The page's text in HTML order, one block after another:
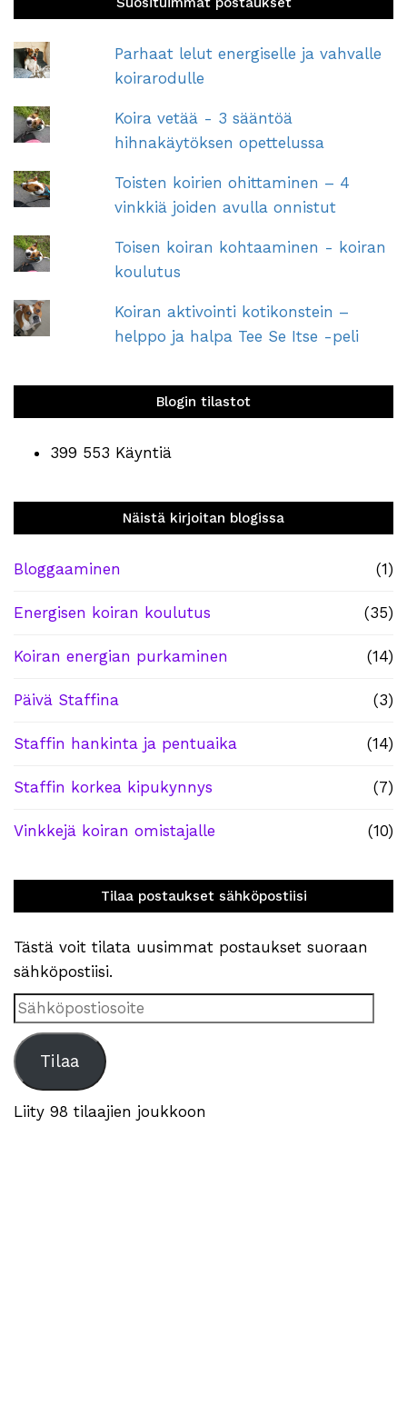
Parhaat lelut energiselle ja vahvalle
koirarodulle
Koira vetää - 3 sääntöä
hihnakäytöksen opettelussa
Toisten koirien ohittaminen – 4
vinkkiä joiden avulla onnistut
Toisen koiran kohtaaminen - koiran
koulutus
Koiran aktivointi kotikonstein –
helppo ja halpa Tee Se Itse -peli
Blogin tilastot
399 553 Käyntiä
Näistä kirjoitan blogissa
Bloggaaminen (1)
Energisen koiran koulutus (35)
Koiran energian purkaminen (14)
Päivä Staffina (3)
Staffin hankinta ja pentuaika (14)
Staffin korkea kipukynnys (7)
Vinkkejä koiran omistajalle (10)
Tilaa postaukset sähköpostiisi
Tästä voit tilata uusimmat postaukset suoraan
sähköpostiisi.
Sähköpostiosoite
Tilaa
Liity 98 tilaajien joukkoon